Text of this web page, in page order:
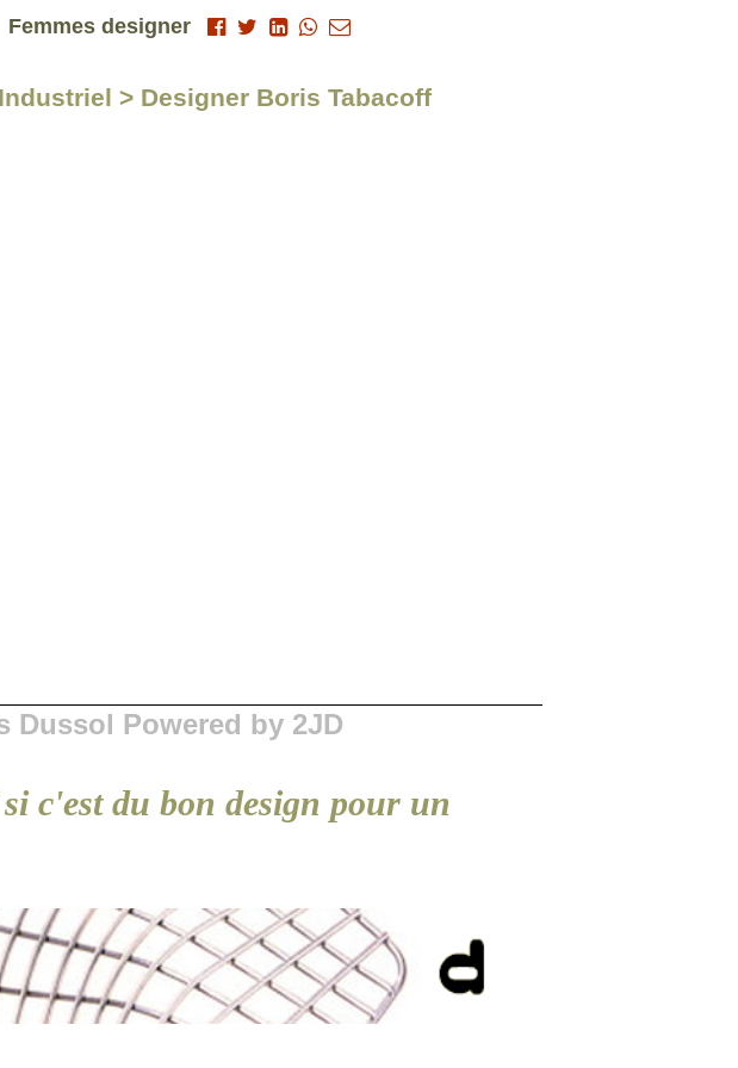
Femmes designer
> Designer Boris Tabacoff
Dussol Powered by 2JD
c'est du bon design pour un